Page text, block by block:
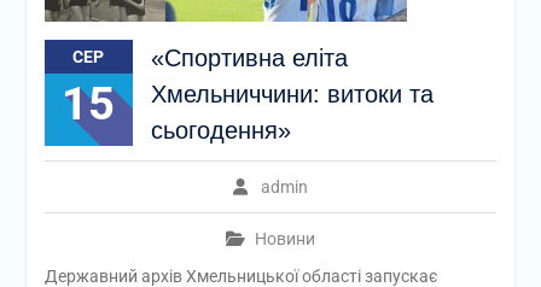
СЕР
15
«Спортивна еліта
Хмельниччини: витоки та
сьогодення»
admin
Новини
Державний архів Хмельницької області запускає